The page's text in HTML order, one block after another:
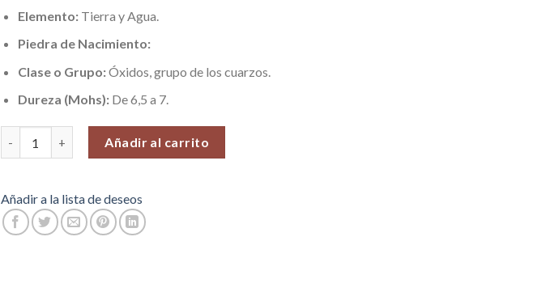
Elemento:Tierra y Agua.
Piedra de Nacimiento:
Clase o Grupo:Óxidos, grupo de los cuarzos.
Dureza (Mohs):De 6,5 a 7.
Añadir al carrito
Añadir a la lista de deseos